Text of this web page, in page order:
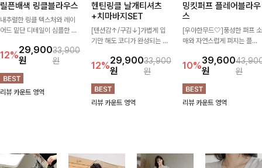
릴픈배색 링클블라우스
내추럴한 링클 텍스처와 레이
어드 밑단 디테일이 심플한 디
볍게 툭 입기만 해도 멋스러운
스타일을 완성해드려요- 여유
로운 핏으로 군살은 자연스럽
게 커버해주고, 편안한 착용감
까지 더해 손이 자주 가는 데일
12%29,900
원
33,900
원
리뷰 카운트 영역
헨틴링클 날개티셔츠
+치마바지SET
[텐션감↑/구김↓]가볍게 입
기만 해도 코디가 완성되는 세
지는 프릴 날개 소매가 우아한
포인트를 더해드립니다💕 잔
잔한 링클 텍스처 소재와 편안
한 허리밴딩으로 하루 종일 산
뜻하고 쾌적하게 즐겨보세요!
12%29,900
원
33,900
원
리뷰 카운트 영역
밍킷퍼프 플레어블라우
스
[우아한무드🤍]풍성한 퍼프 소
매와 자연스럽게 퍼지는 플레
를 완성해주는 블라우스 🤍 체
형을 자연스럽게 커버해주며
걸을 때마다 살랑이는 핏으로
데일리룩부터 데이트룩까지 화
사하게 즐기기 좋은 아이템이
10%39,600
원
원
리뷰 카운트 영역